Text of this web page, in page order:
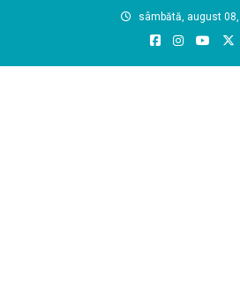
sâmbătă, august